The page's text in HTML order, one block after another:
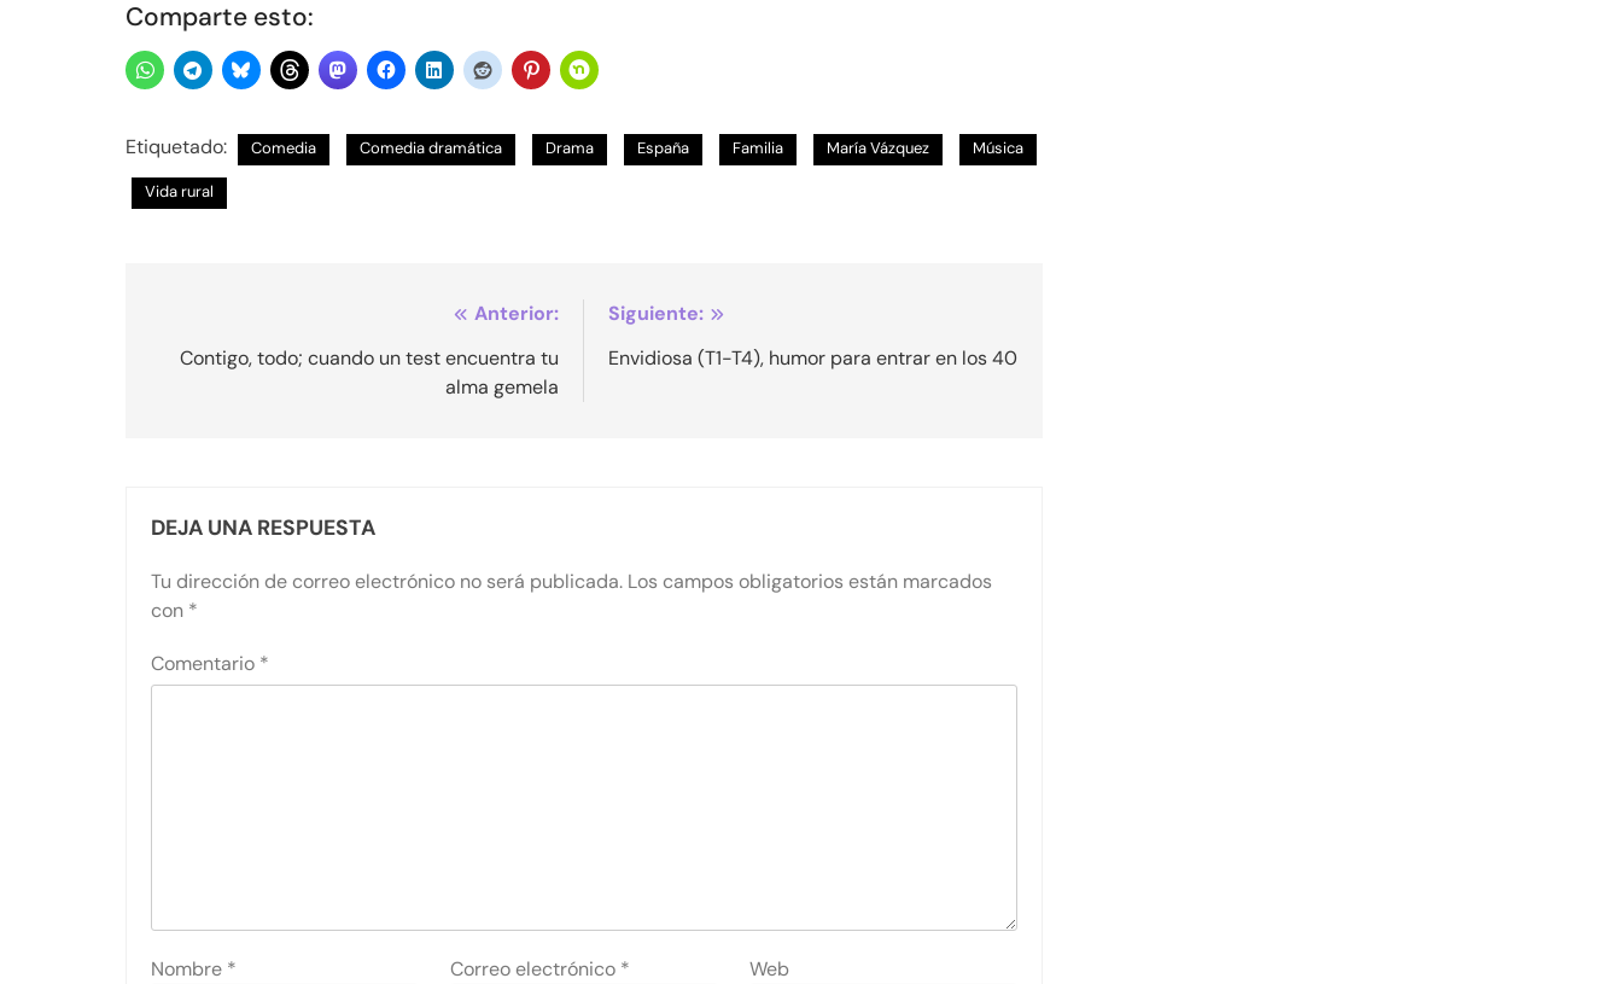
Comparte esto:
Etiquetado: Comedia Comedia dramática Drama España Familia María Vázquez Música
Vida rural
de
Anterior:
Contigo, todo; cuando un test encuentra tu
alma gemela
Siguiente:
Envidiosa (T1-T4), humor para entrar en los 40
DEJA UNA RESPUESTA
Tu dirección de correo electrónico no será publicada. Los campos obligatorios están marcados
con *
Comentario *
Nombre * Correo electrónico * Web